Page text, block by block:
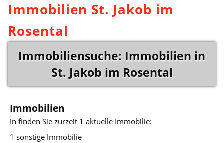
Immobilien St. Jakob im
Rosental
Immobiliensuche: Immobilien in
St. Jakob im Rosental
Immobilien
Infinden Sie zurzeit 1 aktuelle Immobilie:
1 sonstige Immobilie